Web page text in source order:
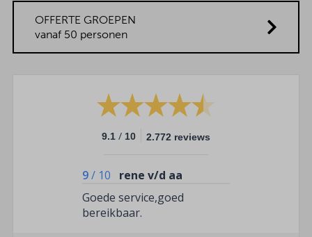
OFFERTE GROEPEN
vanaf 50 personen
9.1 / 10 2.772 reviews
9/ 10
rene v/d aa
Goede service,goed
bereikbaar.